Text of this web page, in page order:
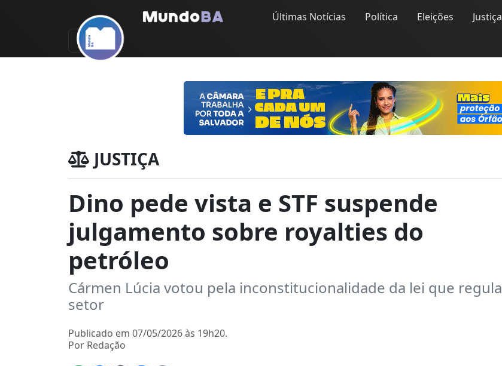
Últimas Notícias Política Eleições Justiça
JUSTIÇA
Dino pede vista e STF suspende
julgamento sobre royalties do
petróleo
Cármen Lúcia votou pela inconstitucionalidade da lei que regula
setor
Publicado em 07/05/2026 às 19h20.
Por Redação